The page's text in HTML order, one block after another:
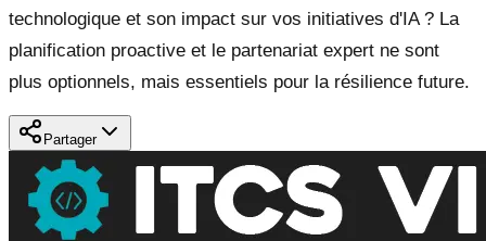
technologique et son impact sur vos initiatives d'IA ? La
planification proactive et le partenariat expert ne sont
plus optionnels, mais essentiels pour la résilience future.
Partager